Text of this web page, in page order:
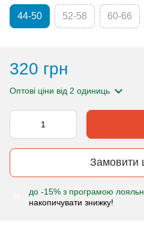
44-50 52-58 60-66
320 грн
Оптові ціни від 2 одиниць
Замовити
до -15% з програмою
накопичувати знижку!